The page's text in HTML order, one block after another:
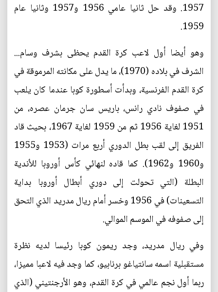
1957. وقد حل ثانيا عامي 1956 و1957 وثانيا عام
1959.
وهو أيضا أول لاعب كرة القدم يحظى بشرف وسام...
الشرف في بلاده (1970)، ما يدل على مكانته المرموقة في
كرة القدم الفرنسية، وبدأت أسطورة كوبا عندما كان يلعب
في صفوف نادي رانس، باريس سان جرمان عصره، من
1951 لغاية 1956 ثم من 1959 لغاية 1967، بحيث قاد
الفريق إلى لقب بطل الدوري أربع مرات (1953 و1955
و1960 و1962). كما قاده لنهائي كأس أوروبا للأندية
البطلة (التي تحولت إلى دوري أبطال أوروبا بداية
التسعينات) في 1956 وخسر أمام ريال مدريد الذي التحق
إلى صفوفه في الموسم الموالي.
وفي ريال مدريد، وجد ريمون كوبا رئيسا لديه نظرة
مستقبلية اسمه سانتياغو برنابيو، كما وجد فيه لاعبا مميزا،
ربما أول نجم عالمي في كرة القدم، وهو الأرجنتيني (الذي